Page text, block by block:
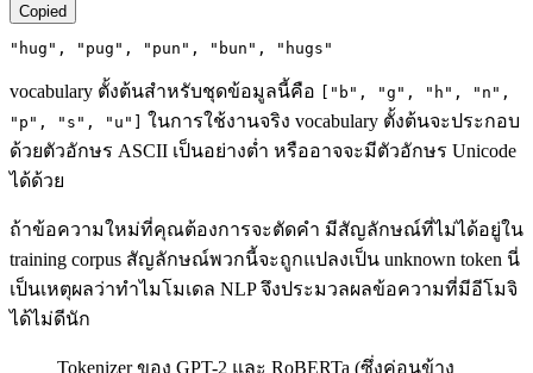
Copied
"hug" , "pug" , "pun" , "bun" , "hugs"
vocabulary ตั้งต้นสำหรับชุดข้อมูลนี้คือ ["b", "g", "h", "n",
"p", "s", "u"] ในการใช้งานจริง vocabulary ตั้งต้นจะประกอบ
ด้วยตัวอักษร ASCII เป็นอย่างต่ำ หรืออาจจะมีตัวอักษร Unicode
ได้ด้วย
ถ้าข้อความใหม่ที่คุณต้องการจะตัดคำ มีสัญลักษณ์ที่ไม่ได้อยู่ใน
training corpus สัญลักษณ์พวกนี้จะถูกแปลงเป็น unknown token นี่
เป็นเหตุผลว่าทำไมโมเดล NLP จึงประมวลผลข้อความที่มีอีโมจิ
ได้ไม่ดีนัก
Tokenizer ของ GPT-2 และ RoBERTa (ซึ่งค่อนข้าง